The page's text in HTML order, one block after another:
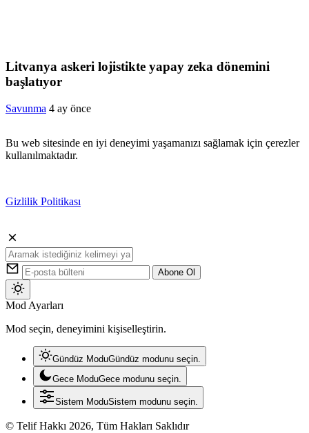
Litvanya askeri lojistikte yapay zeka dönemini
başlatıyor
Savunma 4 ay önce
Bu web sitesinde en iyi deneyimi yaşamanızı sağlamak için çerezler
kullanılmaktadır.
Gizlilik Politikası
Abone Ol
Mod
değiştir
Mod Ayarları
Mod seçin, deneyimini kişiselleştirin.
Gündüz ModuGündüz modunu seçin.
Gece ModuGece modunu seçin.
Sistem ModuSistem modunu seçin.
© Telif Hakkı 2026, Tüm Hakları Saklıdır